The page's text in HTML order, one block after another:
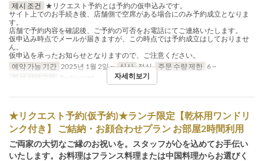
제시 조건
★リクエスト予約とは予約の仮申込みです。
サイト上でのお手続き後、店舗側で空席がある場合にのみ予約成立となりま
す。
店舗で予約内容を確認後、ご予約の可否をお電話にてご連絡いたします。
仮申込み時点でメールが届きますが、この時点では予約成立はしておりませ
ん。
仮申込を承ったお知らせとなりますので、ご注意ください。
예약 가능 기간 2025년 1월 2일 ~ 식사 점심 주문 수량 제한 6 ~
좌석 카테고리
Restaurant 자세히보기
★リクエスト予約(仮予約)★ランチ限定【乾杯用ワンドリ
ンク付き】 ご結納・お顔合わせプラン お部屋2時間利用
ご両家の大切なご縁のお祝いを。スタッフが心を込めてお手伝い
いたします。お料理はフランス料理または中国料理からお選びく